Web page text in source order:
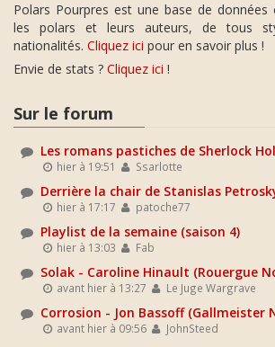
Polars Pourpres est une base de données
les polars et leurs auteurs, de tous
nationalités. Cliquez ici pour en savoir plus !
Envie de stats ? Cliquez ici !
Sur le forum
Les romans pastiches de Sherlock
hier à 19:51 Ssarlotte
Derrière la chair de Stanislas
hier à 17:17 patoche77
Playlist de la semaine (saison 4)
hier à 13:03 Fab
Solak - Caroline Hinault (Rouergue
avant hier à 13:27 Le Juge Wargrave
Corrosion - Jon Bassoff (Gallmeister
avant hier à 09:56 JohnSteed